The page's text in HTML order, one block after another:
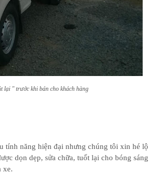
lại " trước khi bán cho khách hàng
tính năng hiện đại nhưng chúng tôi xin hé lộ
dọn dẹp, sửa chữa, tuốt lại cho bóng sáng
xe.